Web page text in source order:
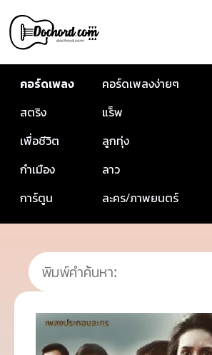
คอร์ดเพลง คอร์ดเพลงง่ายๆ
สตริง
แร็พ
เพื่อชีวิต
ลูกทุ่ง
กำเมือง
ลาว
การ์ตูน
ละคร/ภาพยนตร์